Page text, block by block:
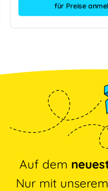
für Preise
Auf dem
Nur mit